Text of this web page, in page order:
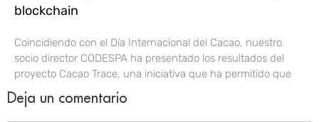
blockchain
Coincidiendo con el Día Internacional del Cacao, nuestro
socio director CODESPA ha presentado los resultados del
proyecto Cacao Trace, una iniciativa que ha permitido que
Deja un comentario